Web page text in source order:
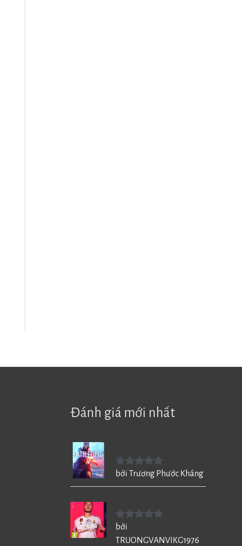
Đánh giá mới nhất
Được xếp
bởi Trương Phước Kháng
Được xếp
hạng5 5
bởi
TRUONGVANVIKG1976